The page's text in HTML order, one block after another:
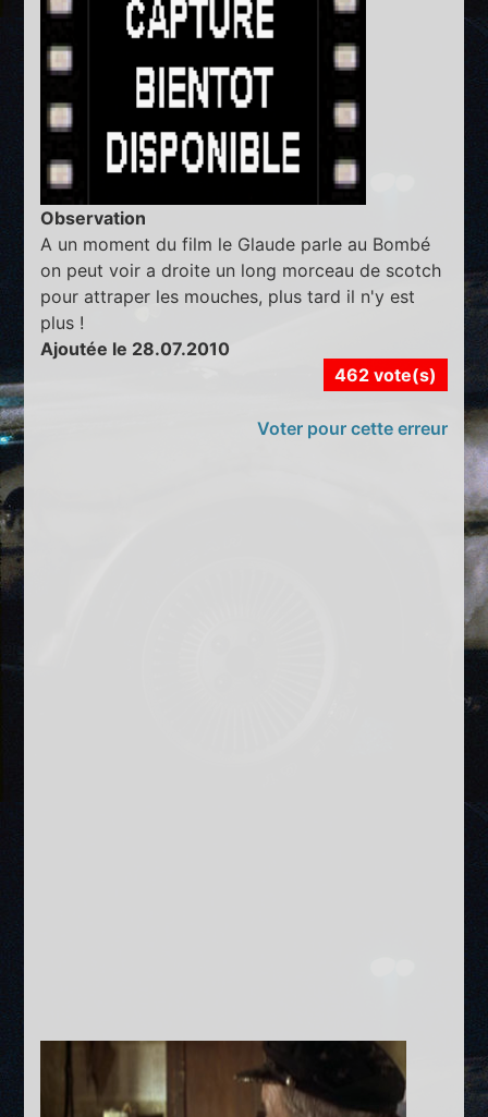
Observation
A un moment du film le Glaude parle au Bombé
on peut voir a droite un long morceau de scotch
pour attraper les mouches, plus tard il n'y est
plus !
Ajoutée le 28.07.2010
462 vote(s)
Voter pour cette erreur